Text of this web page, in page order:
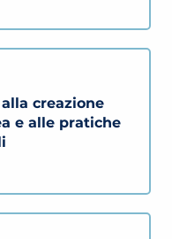
creazione
e alle pratiche